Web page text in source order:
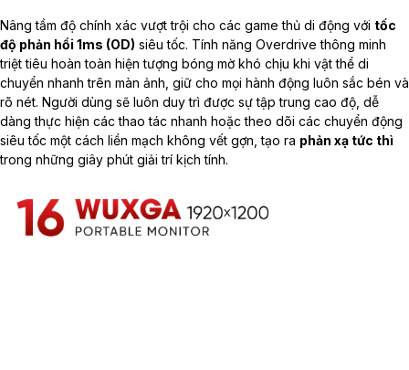
Nâng tầm độ chính xác vượt trội cho các game thủ di động với tốc
độ phản hồi 1ms (OD) siêu tốc. Tính năng Overdrive thông minh
triệt tiêu hoàn toàn hiện tượng bóng mờ khó chịu khi vật thể di
chuyển nhanh trên màn ảnh, giữ cho mọi hành động luôn sắc bén và
rõ nét. Người dùng sẽ luôn duy trì được sự tập trung cao độ, dễ
dàng thực hiện các thao tác nhanh hoặc theo dõi các chuyển động
siêu tốc một cách liền mạch không vết gợn, tạo ra phản xạ tức thì
trong những giây phút giải trí kịch tính.